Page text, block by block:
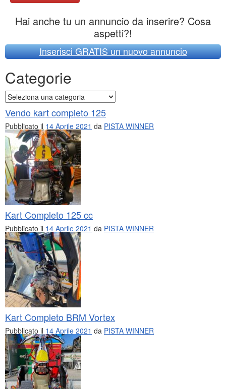
Hai anche tu un annuncio da inserire? Cosa
aspetti?!
Inserisci GRATIS un nuovo annuncio
Categorie
Categorie
Vendo kart completo 125
Pubblicato il 14 Aprile 2021 da PISTA WINNER
Kart Completo 125 cc
Pubblicato il 14 Aprile 2021 da PISTA WINNER
Kart Completo BRM Vortex
Pubblicato il 14 Aprile 2021 da PISTA WINNER